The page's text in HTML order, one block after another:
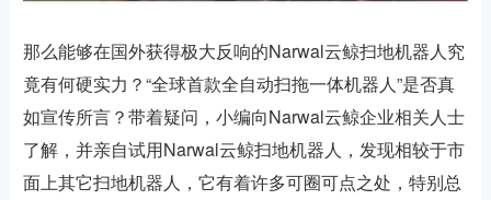
那么能够在国外获得极大反响的Narwal云鲸扫地机器人究
竟有何硬实力？“全球首款全自动扫拖一体机器人”是否真
如宣传所言？带着疑问，小编向Narwal云鲸企业相关人士
了解，并亲自试用Narwal云鲸扫地机器人，发现相较于市
面上其它扫地机器人，它有着许多可圈可点之处，特别总